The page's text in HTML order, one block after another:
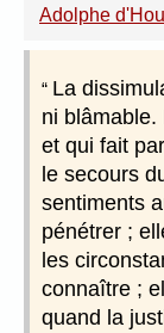
Adolphe
La
ni blâmable.
et qui fait
le secours
sentiments
pénétrer ;
les
connaître ;
quand la